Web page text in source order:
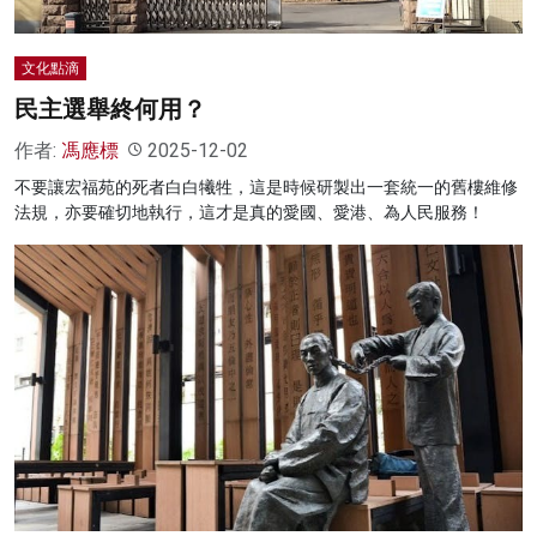
文化點滴
民主選舉終何用？
作者: 馮應標 2025-12-02
不要讓宏福苑的死者白白犧牲，這是時候研製出一套統一的舊樓維修
法規，亦要確切地執行，這才是真的愛國、愛港、為人民服務！